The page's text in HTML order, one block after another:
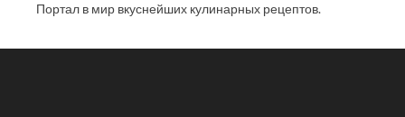
Портал в мир вкуснейших кулинарных рецептов.